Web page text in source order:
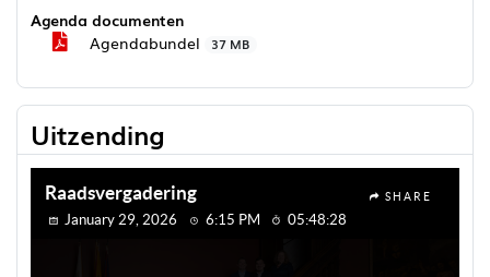
Agenda documenten
Agendabundel
37 MB
Uitzending